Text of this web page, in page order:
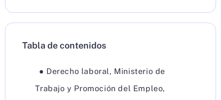
Tabla de contenidos
● Derecho laboral, Ministerio de
Trabajo y Promoción del Empleo,